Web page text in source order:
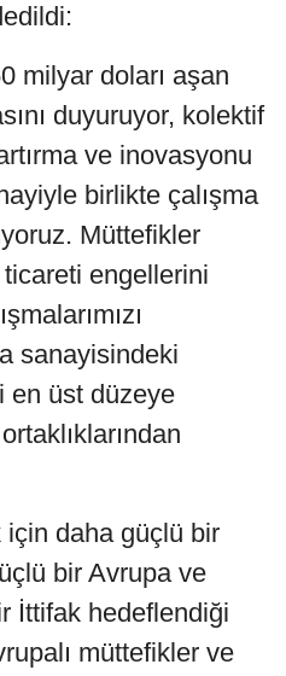
milyar doları aşan
duyuruyor, kolektif
ve inovasyonu
birlikte çalışma
Müttefikler
engellerini
sanayisindeki
en üst düzeye
daha güçlü bir
bir Avrupa ve
İttifak hedeflendiği
müttefikler ve